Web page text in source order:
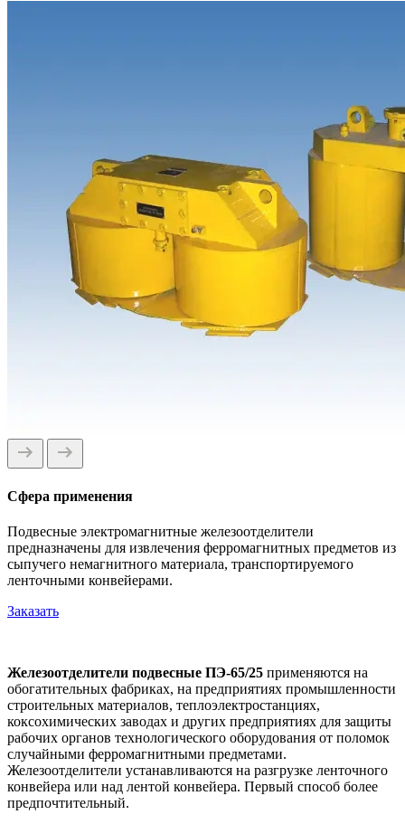
Сфера применения
Подвесные электромагнитные железоотделители
предназначены для извлечения ферромагнитных предметов из
сыпучего немагнитного материала, транспортируемого
ленточными конвейерами.
Заказать
Железоотделители подвесные ПЭ-65/25 применяются на
обогатительных фабриках, на предприятиях промышленности
строительных материалов, теплоэлектростанциях,
коксохимических заводах и других предприятиях для защиты
рабочих органов технологического оборудования от поломок
случайными ферромагнитными предметами.
Железоотделители устанавливаются на разгрузке ленточного
конвейера или над лентой конвейера. Первый способ более
предпочтительный.